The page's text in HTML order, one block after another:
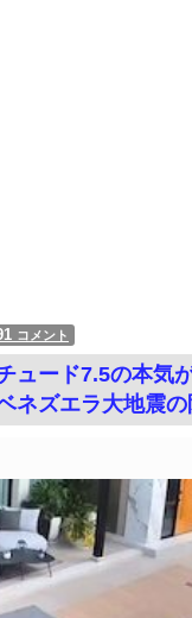
コメント
ュード7.5の本気
ネズエラ大地震の